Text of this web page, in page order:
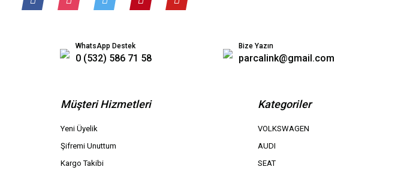
WhatsApp Destek
0 (532) 586 71 58
Bize Yazın
parcalink@gmail.com
Müşteri Hizmetleri
Yeni Üyelik
Şifremi Unuttum
Kargo Takibi
Kategoriler
VOLKSWAGEN
AUDI
SEAT